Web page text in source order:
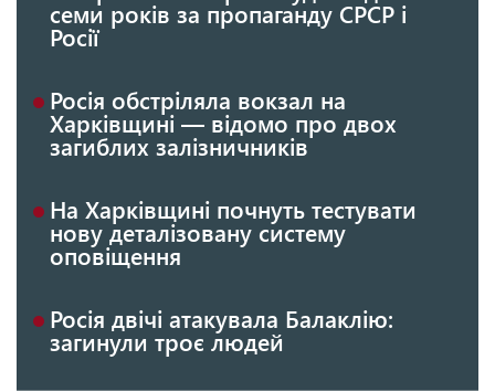
семи років за пропаганду СРСР і
Росії
Росія обстріляла вокзал на
Харківщині — відомо про двох
загиблих залізничників
На Харківщині почнуть тестувати
нову деталізовану систему
оповіщення
Росія двічі атакувала Балаклію:
загинули троє людей